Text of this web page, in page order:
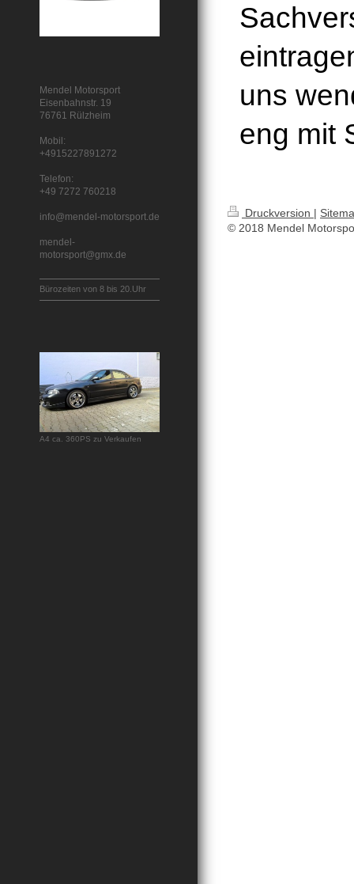
Mende l Motorsport
Eisenbahnstr. 19
76761 Rülzheim
Mobil:
+4915227891272
Telefon:
+49 7272 760218
info@mendel-motorsport.de
mendel-
motorsport@gmx.de
Bürozeiten von 8 bis 20.Uhr
A4 ca. 360PS zu Verkaufen
uns
eng mit
Druckversion |
© 2018 Mendel